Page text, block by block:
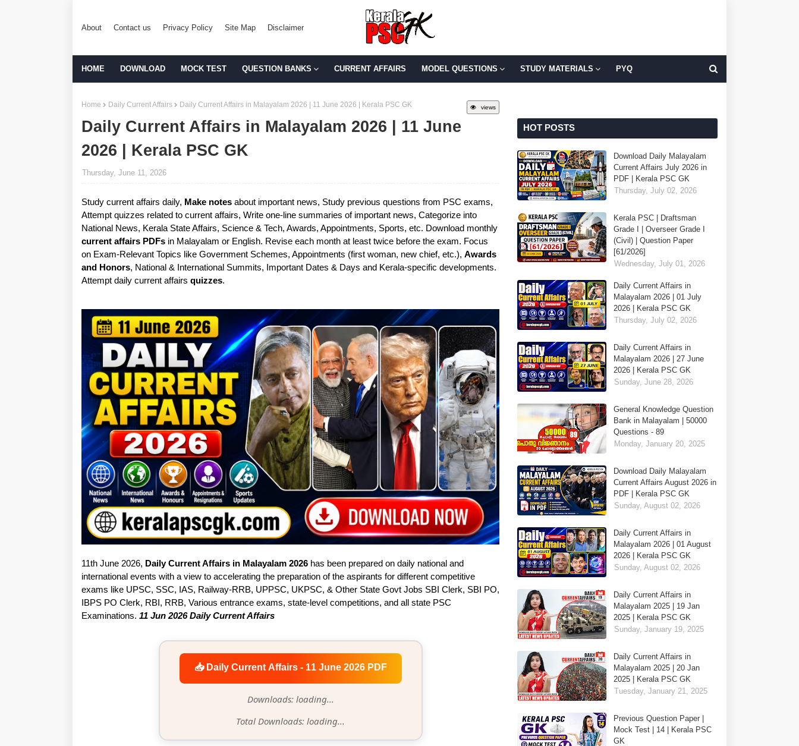
About Contact us Privacy Policy Site Map Disclaimer
HOME DOWNLOAD MOCK TEST QUESTION BANKS CURRENT AFFAIRS MODEL QUESTIONS STUDY MATERIALS PYQ
views
Home Daily Current Affairs Daily Current Affairs in Malayalam 2026 | 11 June 2026 | Kerala PSC GK
Daily Current Affairs in Malayalam 2026 | 11 June
2026 | Kerala PSC GK
Thursday, June 11, 2026
Study current affairs daily, Make notes about important news, Study previous questions from PSC exams,
Attempt quizzes related to current affairs, Write one-line summaries of important news, Categorize into
National News, Kerala State Affairs, Science & Tech, Awards, Appointments, Sports, etc. Download monthly
current affairs PDFs in Malayalam or English. Revise each month at least twice before the exam. Focus
on Exam-Relevant Topics like Government Schemes, Appointments (first woman, new chief, etc.), Awards
and Honors, National & International Summits, Important Dates & Days and Kerala-specific developments.
Attempt daily current affairs quizzes.
11th June 2026, Daily Current Affairs in Malayalam 2026 has been prepared on daily national and
international events with a view to accelerating the preparation of the aspirants for different competitive
exams like UPSC, SSC, IAS, Railway-RRB, UPPSC, UKPSC, & Other State Govt Jobs SBI Clerk, SBI PO,
IBPS PO Clerk, RBI, RRB, Various entrance exams, state-level competitions, and all state PSC
Examinations. 11 Jun 2026 Daily Current Affairs
📥 Daily Current Affairs - 11 June 2026 PDF
Downloads: loading...
Total Downloads: loading...
HOT POSTS
Download Daily Malayalam
Current Affairs July 2026 in
PDF | Kerala PSC GK
Thursday, July 02, 2026
Kerala PSC | Draftsman
Grade I | Overseer Grade I
(Civil) | Question Paper
[61/2026]
Wednesday, July 01, 2026
Daily Current Affairs in
Malayalam 2026 | 01 July
2026 | Kerala PSC GK
Thursday, July 02, 2026
Daily Current Affairs in
Malayalam 2026 | 27 June
2026 | Kerala PSC GK
Sunday, June 28, 2026
General Knowledge Question
Bank in Malayalam | 50000
Questions - 89
Monday, January 20, 2025
Download Daily Malayalam
Current Affairs August 2026 in
PDF | Kerala PSC GK
Sunday, August 02, 2026
Daily Current Affairs in
Malayalam 2026 | 01 August
2026 | Kerala PSC GK
Sunday, August 02, 2026
Daily Current Affairs in
Malayalam 2025 | 19 Jan
2025 | Kerala PSC GK
Sunday, January 19, 2025
Daily Current Affairs in
Malayalam 2025 | 20 Jan
2025 | Kerala PSC GK
Tuesday, January 21, 2025
Previous Question Paper |
Mock Test | 14 | Kerala PSC
GK